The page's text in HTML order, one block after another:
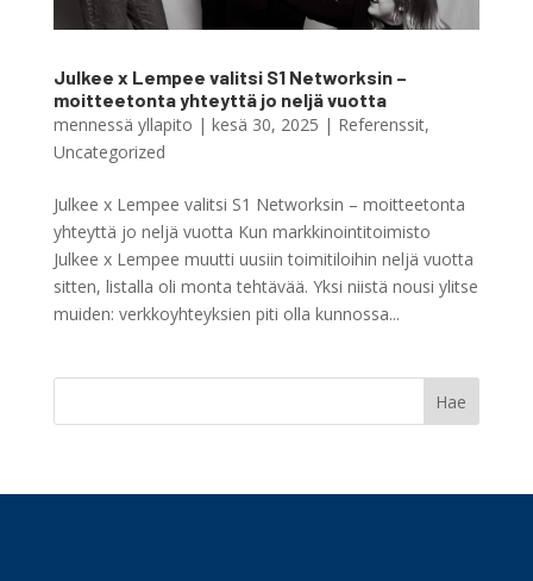
Julkee x Lempee valitsi S1 Networksin –
moitteetonta yhteyttä jo neljä vuotta
mennessä yllapito | kesä 30, 2025 | Referenssit,
Uncategorized
Julkee x Lempee valitsi S1 Networksin – moitteetonta
yhteyttä jo neljä vuotta Kun markkinointitoimisto
Julkee x Lempee muutti uusiin toimitiloihin neljä vuotta
sitten, listalla oli monta tehtävää. Yksi niistä nousi ylitse
muiden: verkkoyhteyksien piti olla kunnossa...